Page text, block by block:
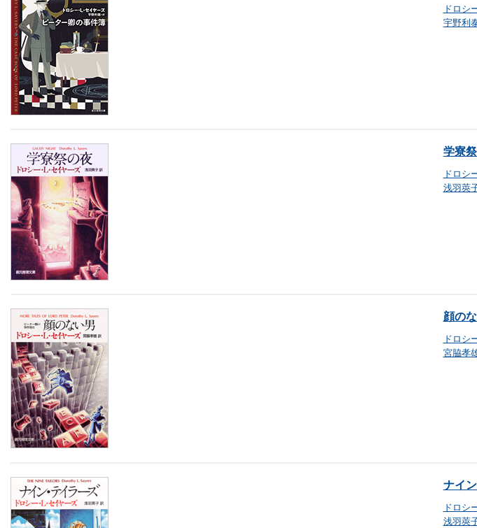
ドロシ
宇野利
学寮
ドロシ
浅羽莢
顔の
ドロシ
宮脇孝
ナイ
ドロシ
浅羽莢